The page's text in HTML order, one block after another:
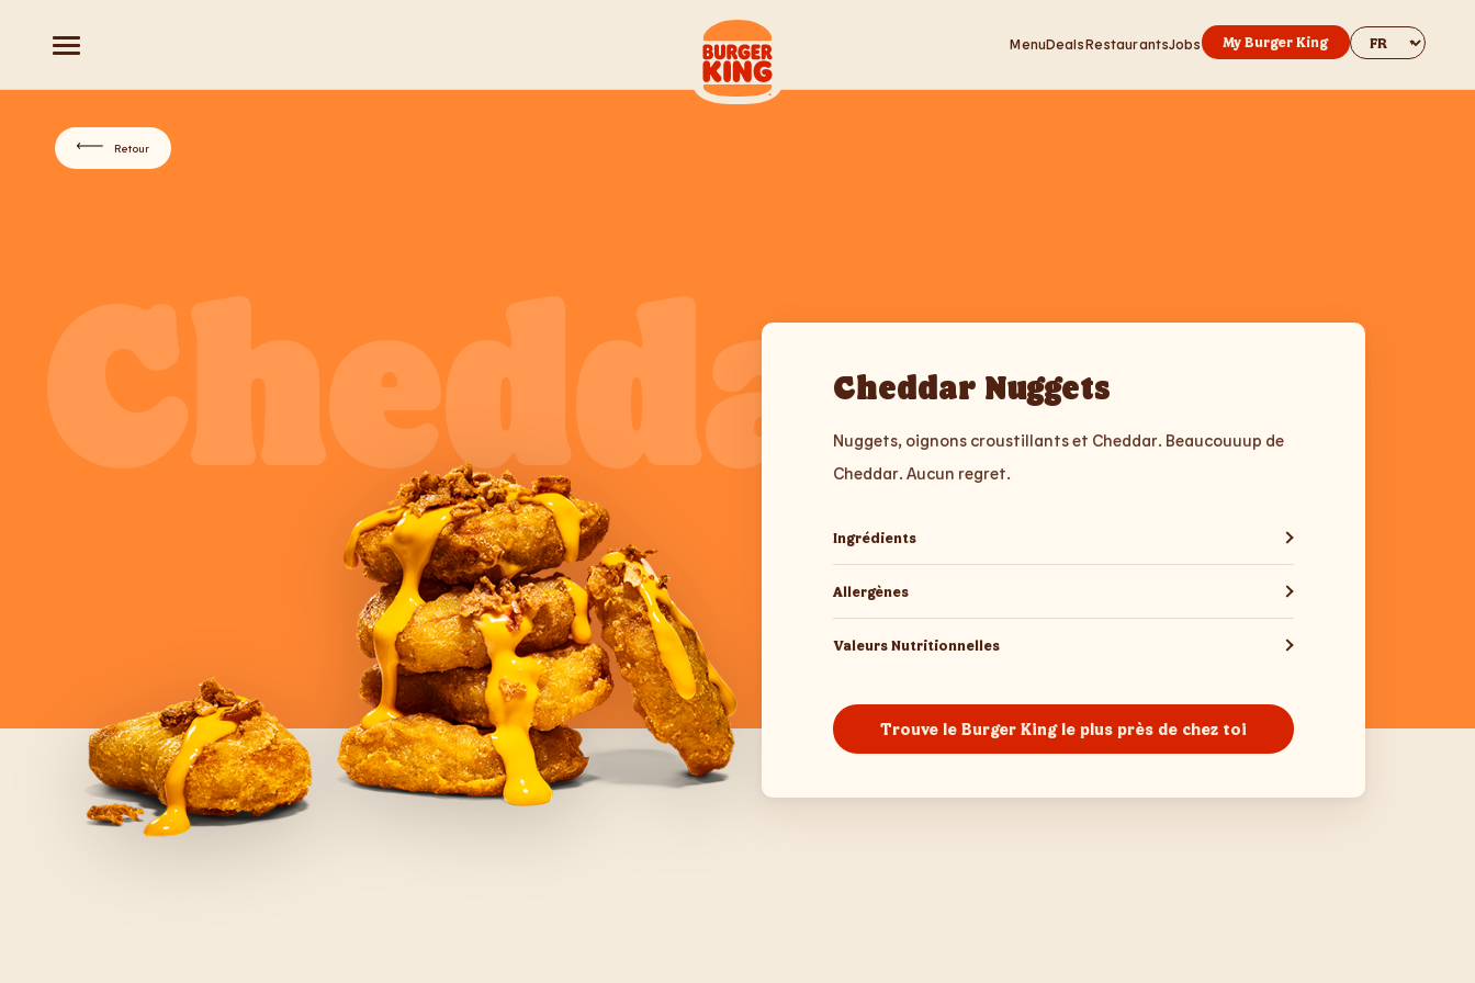
MenuDealsRestaurantsJobs My Burger King Change
Retour
CheddarCheddar Nuggets
Nuggets, oignons croustillants et Cheddar. Beaucouuup de
Cheddar. Aucun regret.
Ingrédients
Allergènes
Valeurs Nutritionnelles
Trouve le Burger King le plus près de chez toi